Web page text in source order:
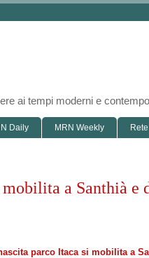
ai tempi moderni e
Daily MRN Weekly
a Santhià
parco Itaca si mobilita a